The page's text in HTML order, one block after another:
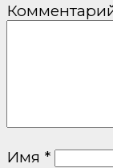
Имя *